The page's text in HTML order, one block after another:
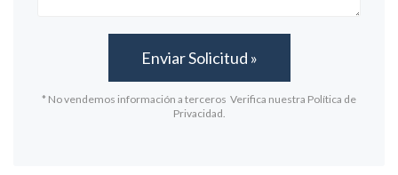
* No vendemos información a terceros Verifica nuestra Política de
Privacidad.